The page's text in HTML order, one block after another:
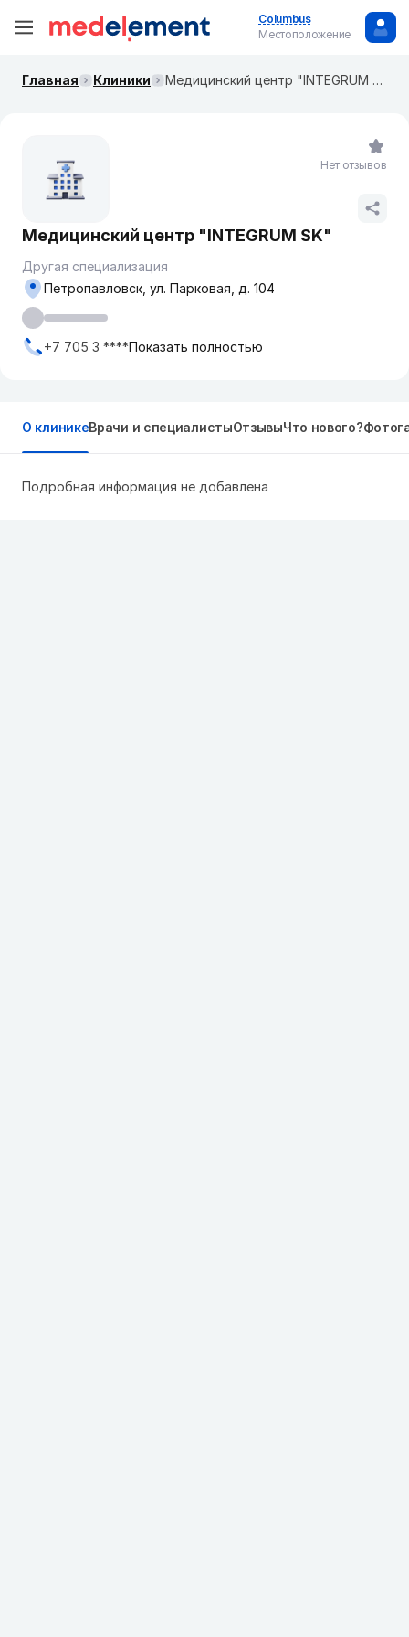
Columbus
Местоположение
Главная Клиники Медицинский центр "INTEGRUM SK"
Медицинский центр "INTEGRUM SK"
Другая специализация
Петропавловск, ​ул. Парковая, д. 104
+7 705 3 ****Показать полностью
Нет отзывов
О клиникеВрачи и специалистыОтзывыЧто нового?
Подробная информация не добавлена